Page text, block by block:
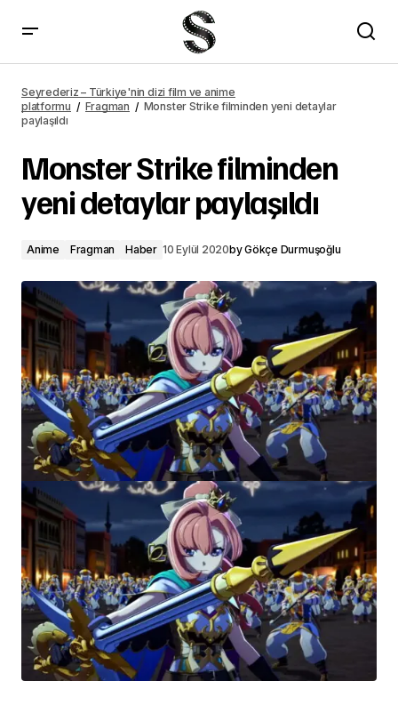
Seyrederiz – Türkiye'nin dizi film ve anime
platformu
Fragman
Monster Strike filminden yeni detaylar
paylaşıldı
Monster Strike filminden
yeni detaylar paylaşıldı
Anime Fragman Haber 10 Eylül 2020byGökçe Durmuşoğlu